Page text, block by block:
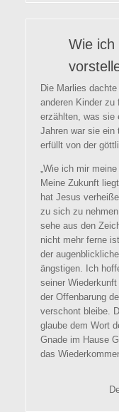
Wie ich
Die Marlies
anderen Kinder zu
erzählten, was sie
Jahren war sie ein
erfüllt von der
„Wie ich mir
Meine Zukunft
hat Jesus
zu sich zu
sehe aus den
nicht mehr ferne
der
ängstigen. Ich
seiner
der Offenbarung
verschont bleibe.
glaube dem Wort
Gnade im Hause
das